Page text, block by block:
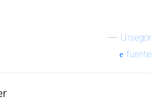
— Ursegor
fuente